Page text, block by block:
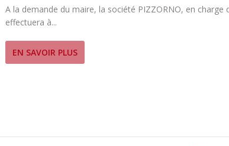
A la demande du maire, la société PIZZORNO, en charge
effectuera à...
EN SAVOIR PLUS